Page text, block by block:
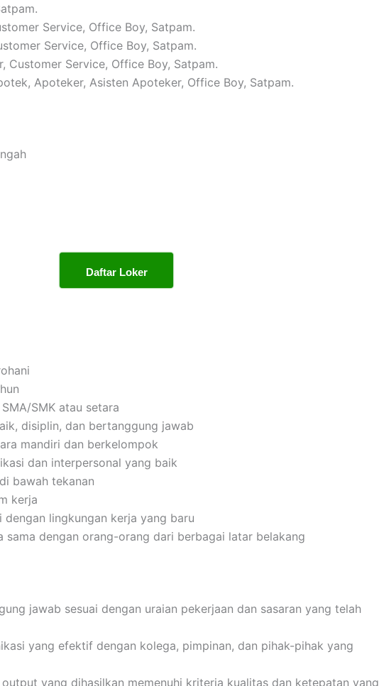
Service, Office Boy, Satpam.
Service, Office Boy, Satpam.
Customer Service, Office Boy, Satpam.
Apoteker, Asisten Apoteker, Office Boy, Satpam.
Daftar Loker
SMK atau setara
disiplin, dan bertanggung jawab
mandiri dan berkelompok
dan interpersonal yang baik
bawah tekanan
kerja
dengan lingkungan kerja yang baru
sama dengan orang-orang dari berbagai latar belakang
jawab sesuai dengan uraian pekerjaan dan sasaran yang telah
yang efektif dengan kolega, pimpinan, dan pihak-pihak yang
yang dihasilkan memenuhi kriteria kualitas dan ketepatan yang